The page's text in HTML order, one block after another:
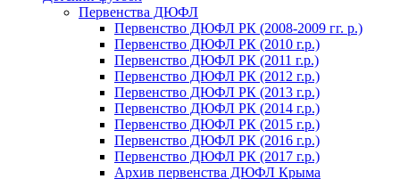
Первенства ДЮФЛ
Первенство ДЮФЛ РК (2008-2009 гг. р.)
Первенство ДЮФЛ РК (2010 г.р.)
Первенство ДЮФЛ РК (2011 г.р.)
Первенство ДЮФЛ РК (2012 г.р.)
Первенство ДЮФЛ РК (2013 г.р.)
Первенство ДЮФЛ РК (2014 г.р.)
Первенство ДЮФЛ РК (2015 г.р.)
Первенство ДЮФЛ РК (2016 г.р.)
Первенство ДЮФЛ РК (2017 г.р.)
Архив первенства ДЮФЛ Крыма